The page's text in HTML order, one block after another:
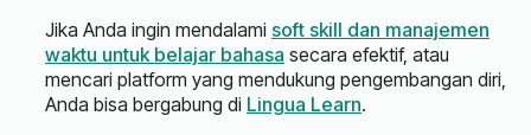
Jika Anda ingin mendalami soft skill dan manajemen
waktu untuk belajar bahasa secara efektif, atau
mencari platform yang mendukung pengembangan diri,
Anda bisa bergabung di Lingua Learn.